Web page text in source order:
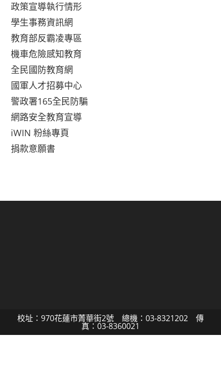
政策宣導執行情形
學生事務資訊網
教育部反霸凌專區
機車危險感知教育
全民國防教育網
國軍人才招募中心
警政署165全民防騙
網路安全教育宣導
iWIN 粉絲專頁
捐款意願書
校址：970花蓮市菁華街2號 總機：03-8321202 傳
真：03-8360021